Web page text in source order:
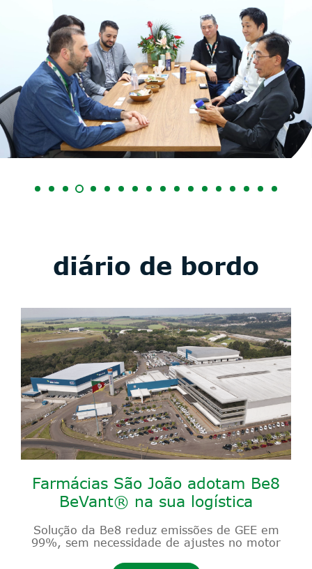
diário de bordo
Farmácias São João adotam Be8
BeVant® na sua logística
Solução da Be8 reduz emissões de GEE em
99%, sem necessidade de ajustes no motor